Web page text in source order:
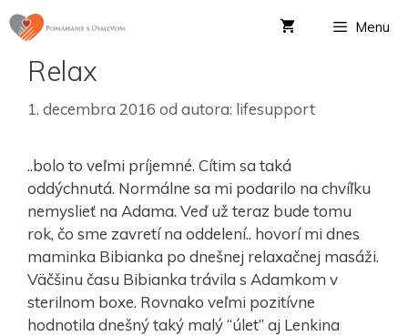
Menu
Relax
1. decembra 2016 od autora: lifesupport
..bolo to veľmi príjemné. Cítim sa taká
oddýchnutá. Normálne sa mi podarilo na chvíľku
nemyslieť na Adama. Veď už teraz bude tomu
rok, čo sme zavretí na oddelení.. hovorí mi dnes
maminka Bibianka po dnešnej relaxačnej masáži.
Väčšinu času Bibianka trávila s Adamkom v
sterilnom boxe. Rovnako veľmi pozitívne
hodnotila dnešný taký malý “úlet” aj Lenkina